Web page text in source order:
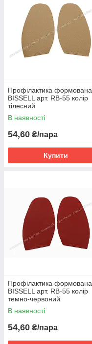
Профілактика формована
BISSELL арт. RB-55 колір
тілесний
В наявності
54,60 ₴/пара
Купити
Профілактика формована
BISSELL арт. RB-55 колір
темно-червоний
В наявності
54,60 ₴/пара